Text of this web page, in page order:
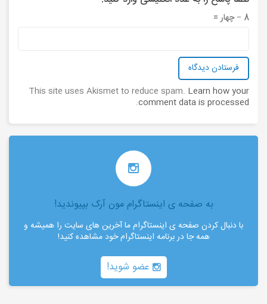
8 − چهار =
This site uses Akismet to reduce spam. Learn how your
comment data is processed
.
به صفحه ی اینستاگرام مون آرک بپیوندید!
با دنبال کردن صفحه ی اینستاگرام ما آخرین های سایت را همیشه و
همه جا در برنامه اینستاگرام خود مشاهده کنید!
عضو شوید!